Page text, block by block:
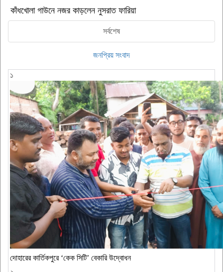
কাঁধখোলা গাউনে নজর কাড়লেন নুসরাত ফারিয়া
সর্বশেষ
জনপ্রিয় সংবাদ
১
দোহারের কার্তিকপুরে ‘কেক সিটি’ বেকারি উদ্বোধন